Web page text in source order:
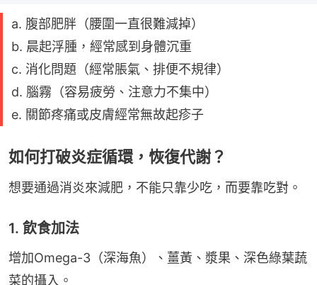
a. 腹部肥胖（腰圍一直很難減掉）
b. 晨起浮腫，經常感到身體沉重
c. 消化問題（經常脹氣、排便不規律）
d. 腦霧（容易疲勞、注意力不集中）
e. 關節疼痛或皮膚經常無故起疹子
如何打破炎症循環，恢復代謝？
想要通過消炎來減肥，不能只靠少吃，而要靠吃對。
1. 飲食加法
增加Omega-3（深海魚）、薑黃、漿果、深色綠葉蔬
菜的攝入。